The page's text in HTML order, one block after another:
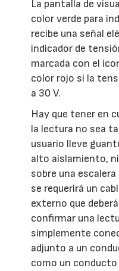
La pantalla de
color verde para
recibe una señal
indicador de
marcada con el
color rojo si la
a 30 V.
Hay que tener en
la lectura no sea
usuario lleve
alto aislamiento,
sobre una
se requerirá un
externo que
confirmar una
simplemente
adjunto a un
como un conducto